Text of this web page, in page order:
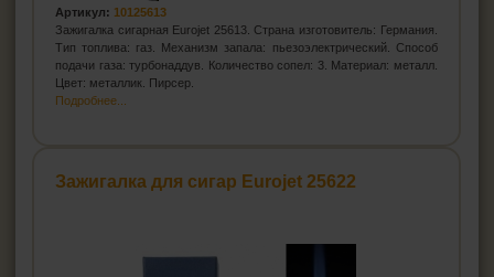
Артикул: 10125613
Зажигалка сигарная Eurojet 25613. Страна изготовитель: Германия.
Тип топлива: газ. Механизм запала: пьезоэлектрический. Способ
подачи газа: турбонаддув. Количество сопел: 3. Материал: металл.
Цвет: металлик. Пирсер.
Подробнее...
Зажигалка для сигар Eurojet 25622